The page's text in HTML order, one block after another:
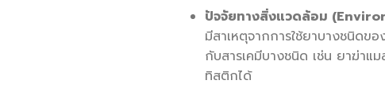
ปัจจัยทางสิ่งแวดล้อม
มีสาเหตุจากการใช้ยาบางชนิด
กับสารเคมีบางชนิด เช่น ยาฆ่าแ
ทิสติกได้